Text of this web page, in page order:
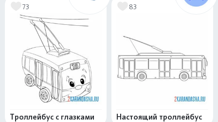
73
Троллейбус с глазками
83
Настоящий троллейбус